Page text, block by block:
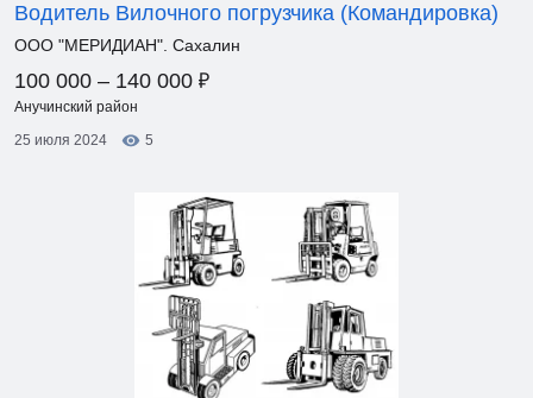
Водитель Вилочного погрузчика (Командировка)
ООО "МЕРИДИАН". Сахалин
100 000 – 140 000 ₽
Анучинский район
25 июля 2024
5